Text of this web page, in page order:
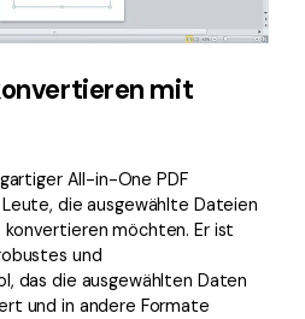
mit
All-in-One PDF
die ausgewählte Dateien
möchten. Er ist
und
das die ausgewählten Daten
und in andere Formate